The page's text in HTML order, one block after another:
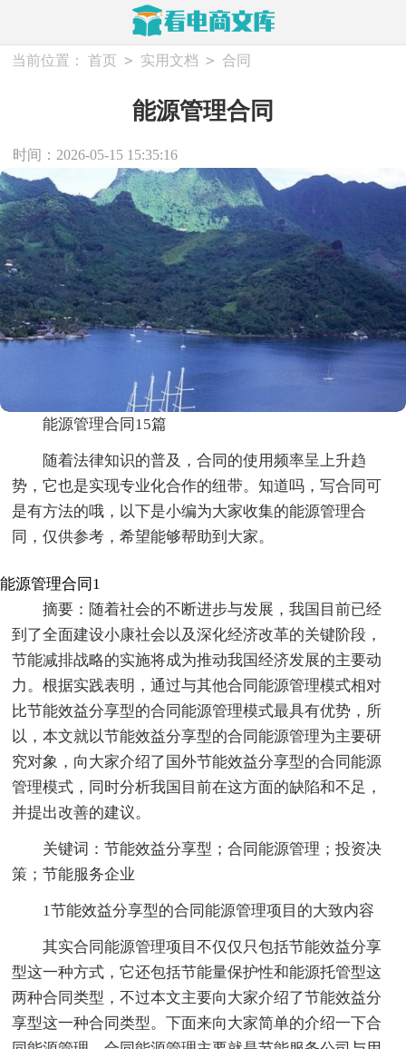
当前位置： 首页 > 实用文档 > 合同
能源管理合同
时间：2026-05-15 15:35:16
能源管理合同15篇
随着法律知识的普及，合同的使用频率呈上升趋
势，它也是实现专业化合作的纽带。知道吗，写合同可
是有方法的哦，以下是小编为大家收集的能源管理合
同，仅供参考，希望能够帮助到大家。
能源管理合同1
摘要：随着社会的不断进步与发展，我国目前已经
到了全面建设小康社会以及深化经济改革的关键阶段，
节能减排战略的实施将成为推动我国经济发展的主要动
力。根据实践表明，通过与其他合同能源管理模式相对
比节能效益分享型的合同能源管理模式最具有优势，所
以，本文就以节能效益分享型的合同能源管理为主要研
究对象，向大家介绍了国外节能效益分享型的合同能源
管理模式，同时分析我国目前在这方面的缺陷和不足，
并提出改善的建议。
关键词：节能效益分享型；合同能源管理；投资决
策；节能服务企业
1节能效益分享型的合同能源管理项目的大致内容
其实合同能源管理项目不仅仅只包括节能效益分享
型这一种方式，它还包括节能量保护性和能源托管型这
两种合同类型，不过本文主要向大家介绍了节能效益分
享型这一种合同类型。下面来向大家简单的介绍一下合